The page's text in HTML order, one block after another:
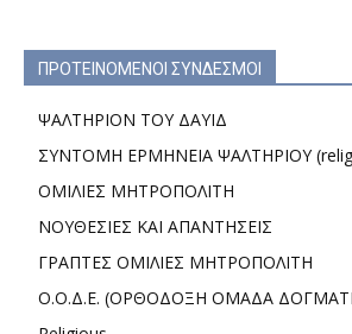
ΠΡΟΤΕΙΝΟΜΕΝΟΙ ΣΥΝΔΕΣΜΟΙ
ΨΑΛΤΗΡΙΟΝ ΤΟΥ ΔΑΥΙΔ
ΣΥΝΤΟΜΗ ΕΡΜΗΝΕΙΑ ΨΑΛΤΗΡΙΟΥ
ΟΜΙΛΙΕΣ ΜΗΤΡΟΠΟΛΙΤΗ
ΝΟΥΘΕΣΙΕΣ ΚΑΙ ΑΠΑΝΤΗΣΕΙΣ
ΓΡΑΠΤΕΣ ΟΜΙΛΙΕΣ ΜΗΤΡΟΠΟΛΙΤΗ
Ο.Ο.Δ.Ε. (ΟΡΘΟΔΟΞΗ ΟΜΑΔΑ